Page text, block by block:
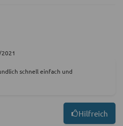
schnell einfach und
Hilfreich